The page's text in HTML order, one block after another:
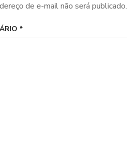
de e-mail não será publicado.
*